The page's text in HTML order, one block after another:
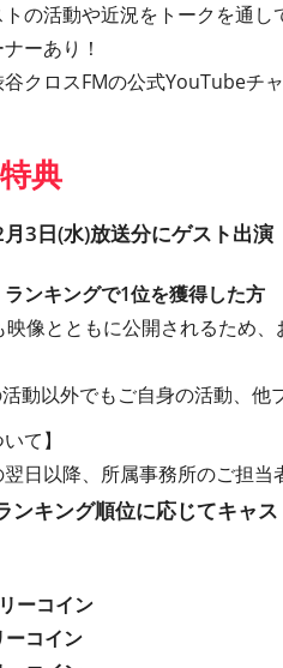
の活動や近況をトークを通
ーあり！
クロスFMの公式YouTubeチ
典
3日(水)放送分にゲスト出演
ンキングで1位を獲得した方
映像とともに公開されるため
動以外でもご自身の活動、
て】
日以降、所属事務所のご担当
キング順位に応じてキャ
ーコイン
コイン